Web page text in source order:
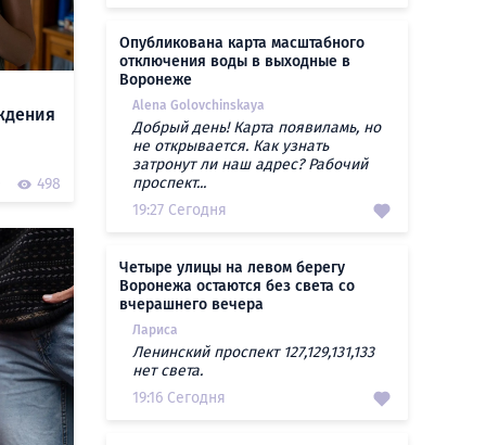
498
Опубликована карта масштабного
отключения воды в выходные в
Воронеже
Alena Golovchinskaya
Добрый день! Карта появиламь, но
не открывается. Как узнать
затронут ли наш адрес? Рабочий
проспект...
19:27 Сегодня
Четыре улицы на левом берегу
Воронежа остаются без света со
вчерашнего вечера
Лариса
Ленинский проспект 127,129,131,133
нет света.
19:16 Сегодня